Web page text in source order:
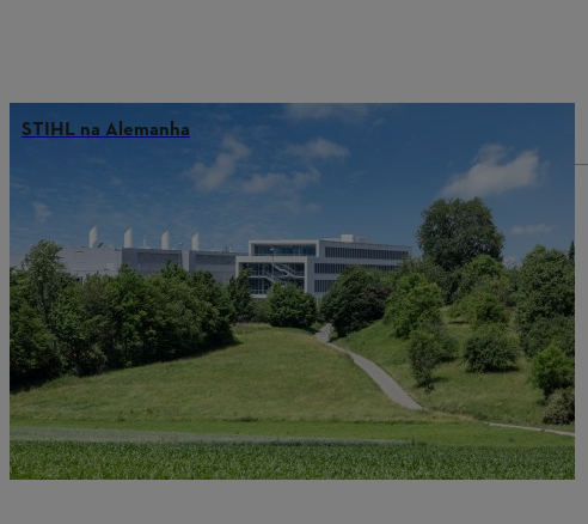
STIHL na Alemanha